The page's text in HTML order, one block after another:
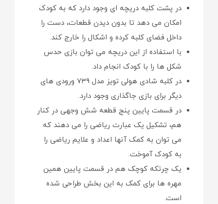
در پشت کلبه دریچه ای وجود دارد که به کودک
امکان می دهد تا بدون دیدن قطعات، دست را
داخل فضای کلبه کرده و اشکال را خارج کند.
با استفاده از این دریچه می توان بازی حدس
شکل ها را با کودک انجام داد.
در کلبه شادی هولی تویز مدل ۷۳۹ ورودی های
دیگر برای بازی جاگذاری وجود دارد.
در قسمت پایین پنج قطعه شش وجهی در کنار
هم، تشکیل یک عبارت ریاضی را می دهند که
می توان به کمک آنها اعداد و علایم ریاضی را
به کودک آموخت.
یک چرتکه کوچک هم در قسمت پایین همین
مهره ها برای کمک به این بخش طراحی شده
است.